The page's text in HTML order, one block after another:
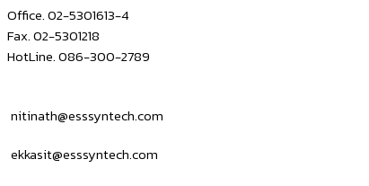
Office. 02-5301613-4
Fax. 02-5301218
HotLine. 086-300-2789
nitinath@esssyntech.com
ekkasit@esssyntech.com